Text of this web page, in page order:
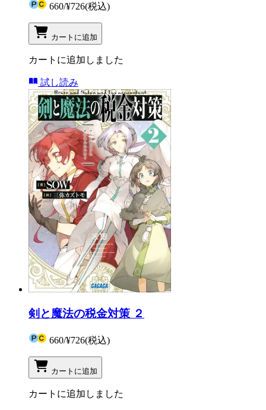
660/¥726(税込)
カートに追加
カートに追加しました
試し読み
剣と魔法の税金対策 ２
660/¥726(税込)
カートに追加
カートに追加しました